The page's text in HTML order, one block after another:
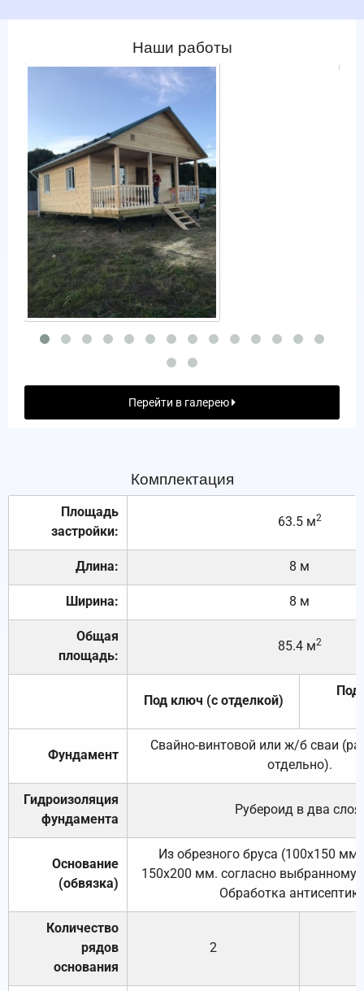
Наши работы
Перейти в галерею
Комплектация
Площадь
застройки:
63.5 м2
Длина: 8 м
Ширина: 8 м
Общая
площадь:
85.4 м2
Под ключ (с отделкой)
Под
Фундамент
Свайно-винтовой или ж/б сваи
отдельно).
Гидроизоляция
фундамента
Рубероид в два слоя.
Основание
(обвязка)
Из обрезного бруса (100х150
150х200 мм. согласно выбранному
Обработка
Количество
рядов
основания
2